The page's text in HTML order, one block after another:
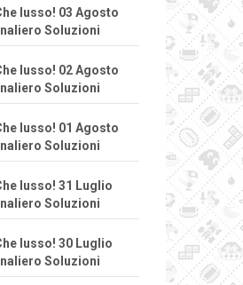
lusso! 03 Agosto
Soluzioni
lusso! 02 Agosto
Soluzioni
lusso! 01 Agosto
Soluzioni
lusso! 31 Luglio
Soluzioni
lusso! 30 Luglio
Soluzioni